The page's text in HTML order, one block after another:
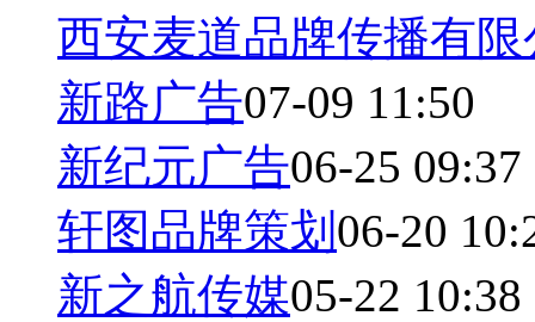
西安麦道品牌传播有限
新路广告07-09 11:50
新纪元广告06-25 09:37
轩图品牌策划 06-20
新之航传媒05-22 10:38